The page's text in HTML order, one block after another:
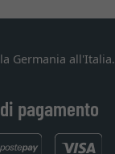
Germania all'Italia.
pagamento